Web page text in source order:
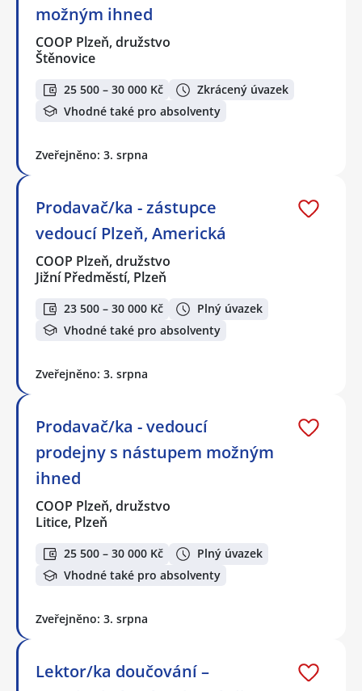
možným ihned
COOP Plzeň, družstvo
Štěnovice
25 500 – 30 000 Kč
Zkrácený úvazek
Vhodné také pro absolventy
Zveřejněno: 3. srpna
Prodavač/ka - zástupce
vedoucí Plzeň, Americká
COOP Plzeň, družstvo
Jižní Předměstí, Plzeň
23 500 – 30 000 Kč
Plný úvazek
Vhodné také pro absolventy
Zveřejněno: 3. srpna
Prodavač/ka - vedoucí
prodejny s nástupem možným
ihned
COOP Plzeň, družstvo
Litice, Plzeň
25 500 – 30 000 Kč
Plný úvazek
Vhodné také pro absolventy
Zveřejněno: 3. srpna
Lektor/ka doučování –